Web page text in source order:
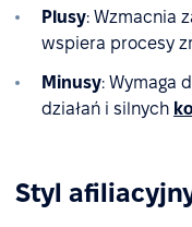
Plusy: Wzmacnia
wspiera procesy
Minusy: Wymaga
działań i silnych
Styl